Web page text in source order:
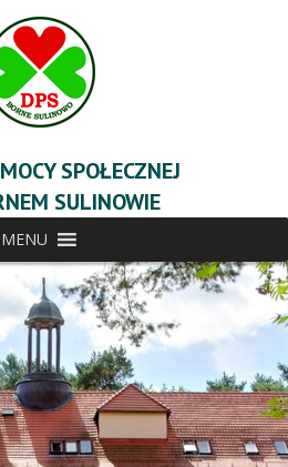
SPOŁECZNEJ
SULINOWIE
MENU